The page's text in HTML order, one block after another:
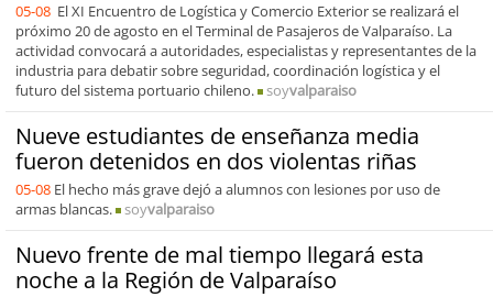
05-08 El XI Encuentro de Logística y Comercio Exterior se realizará el
próximo 20 de agosto en el Terminal de Pasajeros de Valparaíso. La
actividad convocará a autoridades, especialistas y representantes de la
industria para debatir sobre seguridad, coordinación logística y el
futuro del sistema portuario chileno.
soyvalparaiso
Nueve estudiantes de enseñanza media
fueron detenidos en dos violentas riñas
05-08 El hecho más grave dejó a alumnos con lesiones por uso de
armas blancas.
soyvalparaiso
Nuevo frente de mal tiempo llegará esta
noche a la Región de Valparaíso